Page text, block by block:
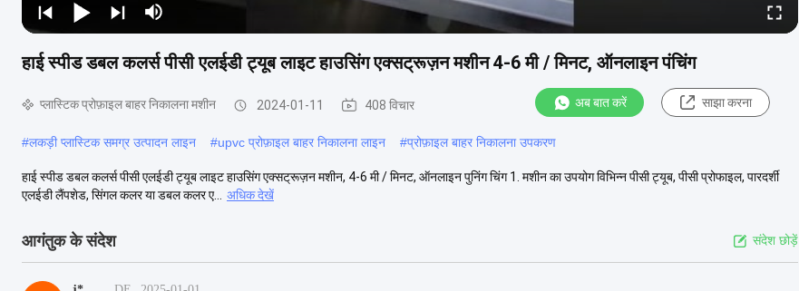
हाई स्पीड डबल कलर्स पीसी एलईडी ट्यूब लाइट हाउसिंग एक्सट्रूज़न मशीन 4-6 मी / मिनट, ऑनलाइन पंचिंग
प्लास्टिक प्रोफ़ाइल बाहर निकालना मशीन 2024-01-11 408 विचार अब बात करें साझा करना
#लकड़ी प्लास्टिक समग्र उत्पादन लाइन #upvc प्रोफ़ाइल बाहर निकालना लाइन #प्रोफ़ाइल बाहर निकालना उपकरण
हाई स्पीड डबल कलर्स पीसी एलईडी ट्यूब लाइट हाउसिंग एक्सट्रूज़न मशीन, 4-6 मी / मिनट, ऑनलाइन पुनिंग चिंग 1. मशीन का उपयोग विभिन्न पीसी ट्यूब, पीसी प्रोफाइल, पारदर्शी
एलईडी लैंपशेड, सिंगल कलर या डबल कलर ए...
अधिक देखें
आगंतुक के संदेश संदेश छोड़ें